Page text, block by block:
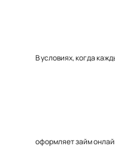
В условиях, когда
оформляет займ